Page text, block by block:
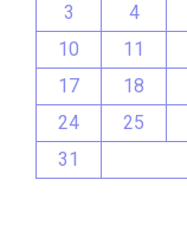
3
4
10
11
17
18
24
25
31